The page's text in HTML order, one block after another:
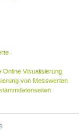
Visualisierung
von Messwerten